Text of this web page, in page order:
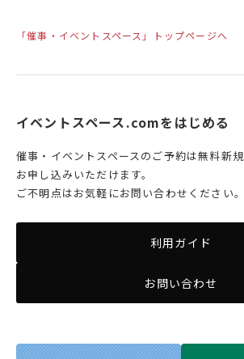
「催事・イベントスペース」トップページへ
イベントスペース.comをはじめる
催事・イベントスペースのご予約は無料新
お申し込みいただけます。
ご不明点はお気軽にお問い合わせください。
利用ガイド
お問い合わせ